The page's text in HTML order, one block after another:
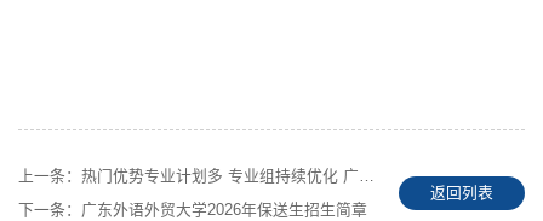
上一条： 热门优势专业计划多 专业组持续优化 广外2026年本科招生计划发布！
下一条： 广东外语外贸大学2026年保送生招生简章
返回列表